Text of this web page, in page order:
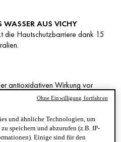
WASSER AUS VICHY
die Hautschutzbarriere dank 15
antioxidativen Wirkung vor
und bringt den Teint zu
und ähnliche Technologien, um
speichern und abzurufen (z.B. IP-
Einige sind für den
Ohne Einwilligung fortfahren